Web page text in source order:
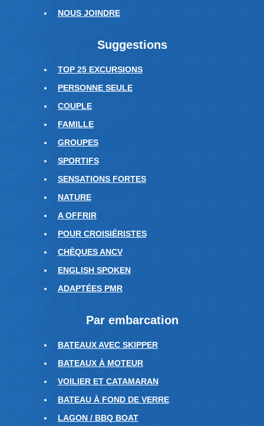
NOUS JOINDRE
Suggestions
TOP 25 EXCURSIONS
PERSONNE SEULE
COUPLE
FAMILLE
GROUPES
SPORTIFS
SENSATIONS FORTES
NATURE
A OFFRIR
POUR CROISIÉRISTES
CHÈQUES ANCV
ENGLISH SPOKEN
ADAPTÉES PMR
Par embarcation
BATEAUX AVEC SKIPPER
BATEAUX À MOTEUR
VOILIER ET CATAMARAN
BATEAU À FOND DE VERRE
LAGON / BBQ BOAT